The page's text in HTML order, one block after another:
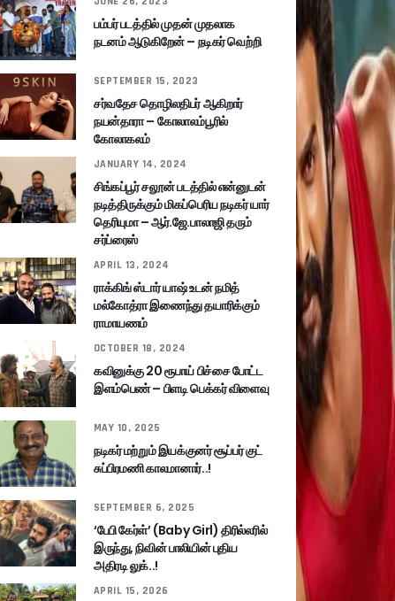
பம்பர் படத்தில் முதன் முதலாக
நடனம் ஆடுகிறேன் – நடிகர் வெற்றி
SEPTEMBER 15, 2023
சர்வதேச தொழிலதிபர் ஆகிறார்
நயன்தாரா – கோலாலம்பூரில்
கோலாகலம்
JANUARY 14, 2024
சிங்கப்பூர் சலூன் படத்தில் என்னுடன்
நடித்திருக்கும் மிகப்பெரிய நடிகர் யார்
தெரியுமா – ஆர்.ஜே.பாலாஜி தரும்
சர்ப்ரைஸ்
APRIL 13, 2024
ராக்கிங் ஸ்டார் யாஷ் உடன் நமித்
மல்கோத்ரா இணைந்து தயாரிக்கும்
ராமாயணம்
OCTOBER 18, 2024
கவினுக்கு 20 ரூபாய் பிச்சை போட்ட
இளம்பெண் – பிளடி பெக்கர் விளைவு
MAY 10, 2025
நடிகர் மற்றும் இயக்குனர் சூப்பர் குட்
சுப்பிரமணி காலமானார்..!
SEPTEMBER 6, 2025
‘பேபி கேர்ள்’ (Baby Girl) திரில்லரில்
இருந்து, நிவின் பாலியின் புதிய
அதிரடி லுக்..!
APRIL 15, 2026